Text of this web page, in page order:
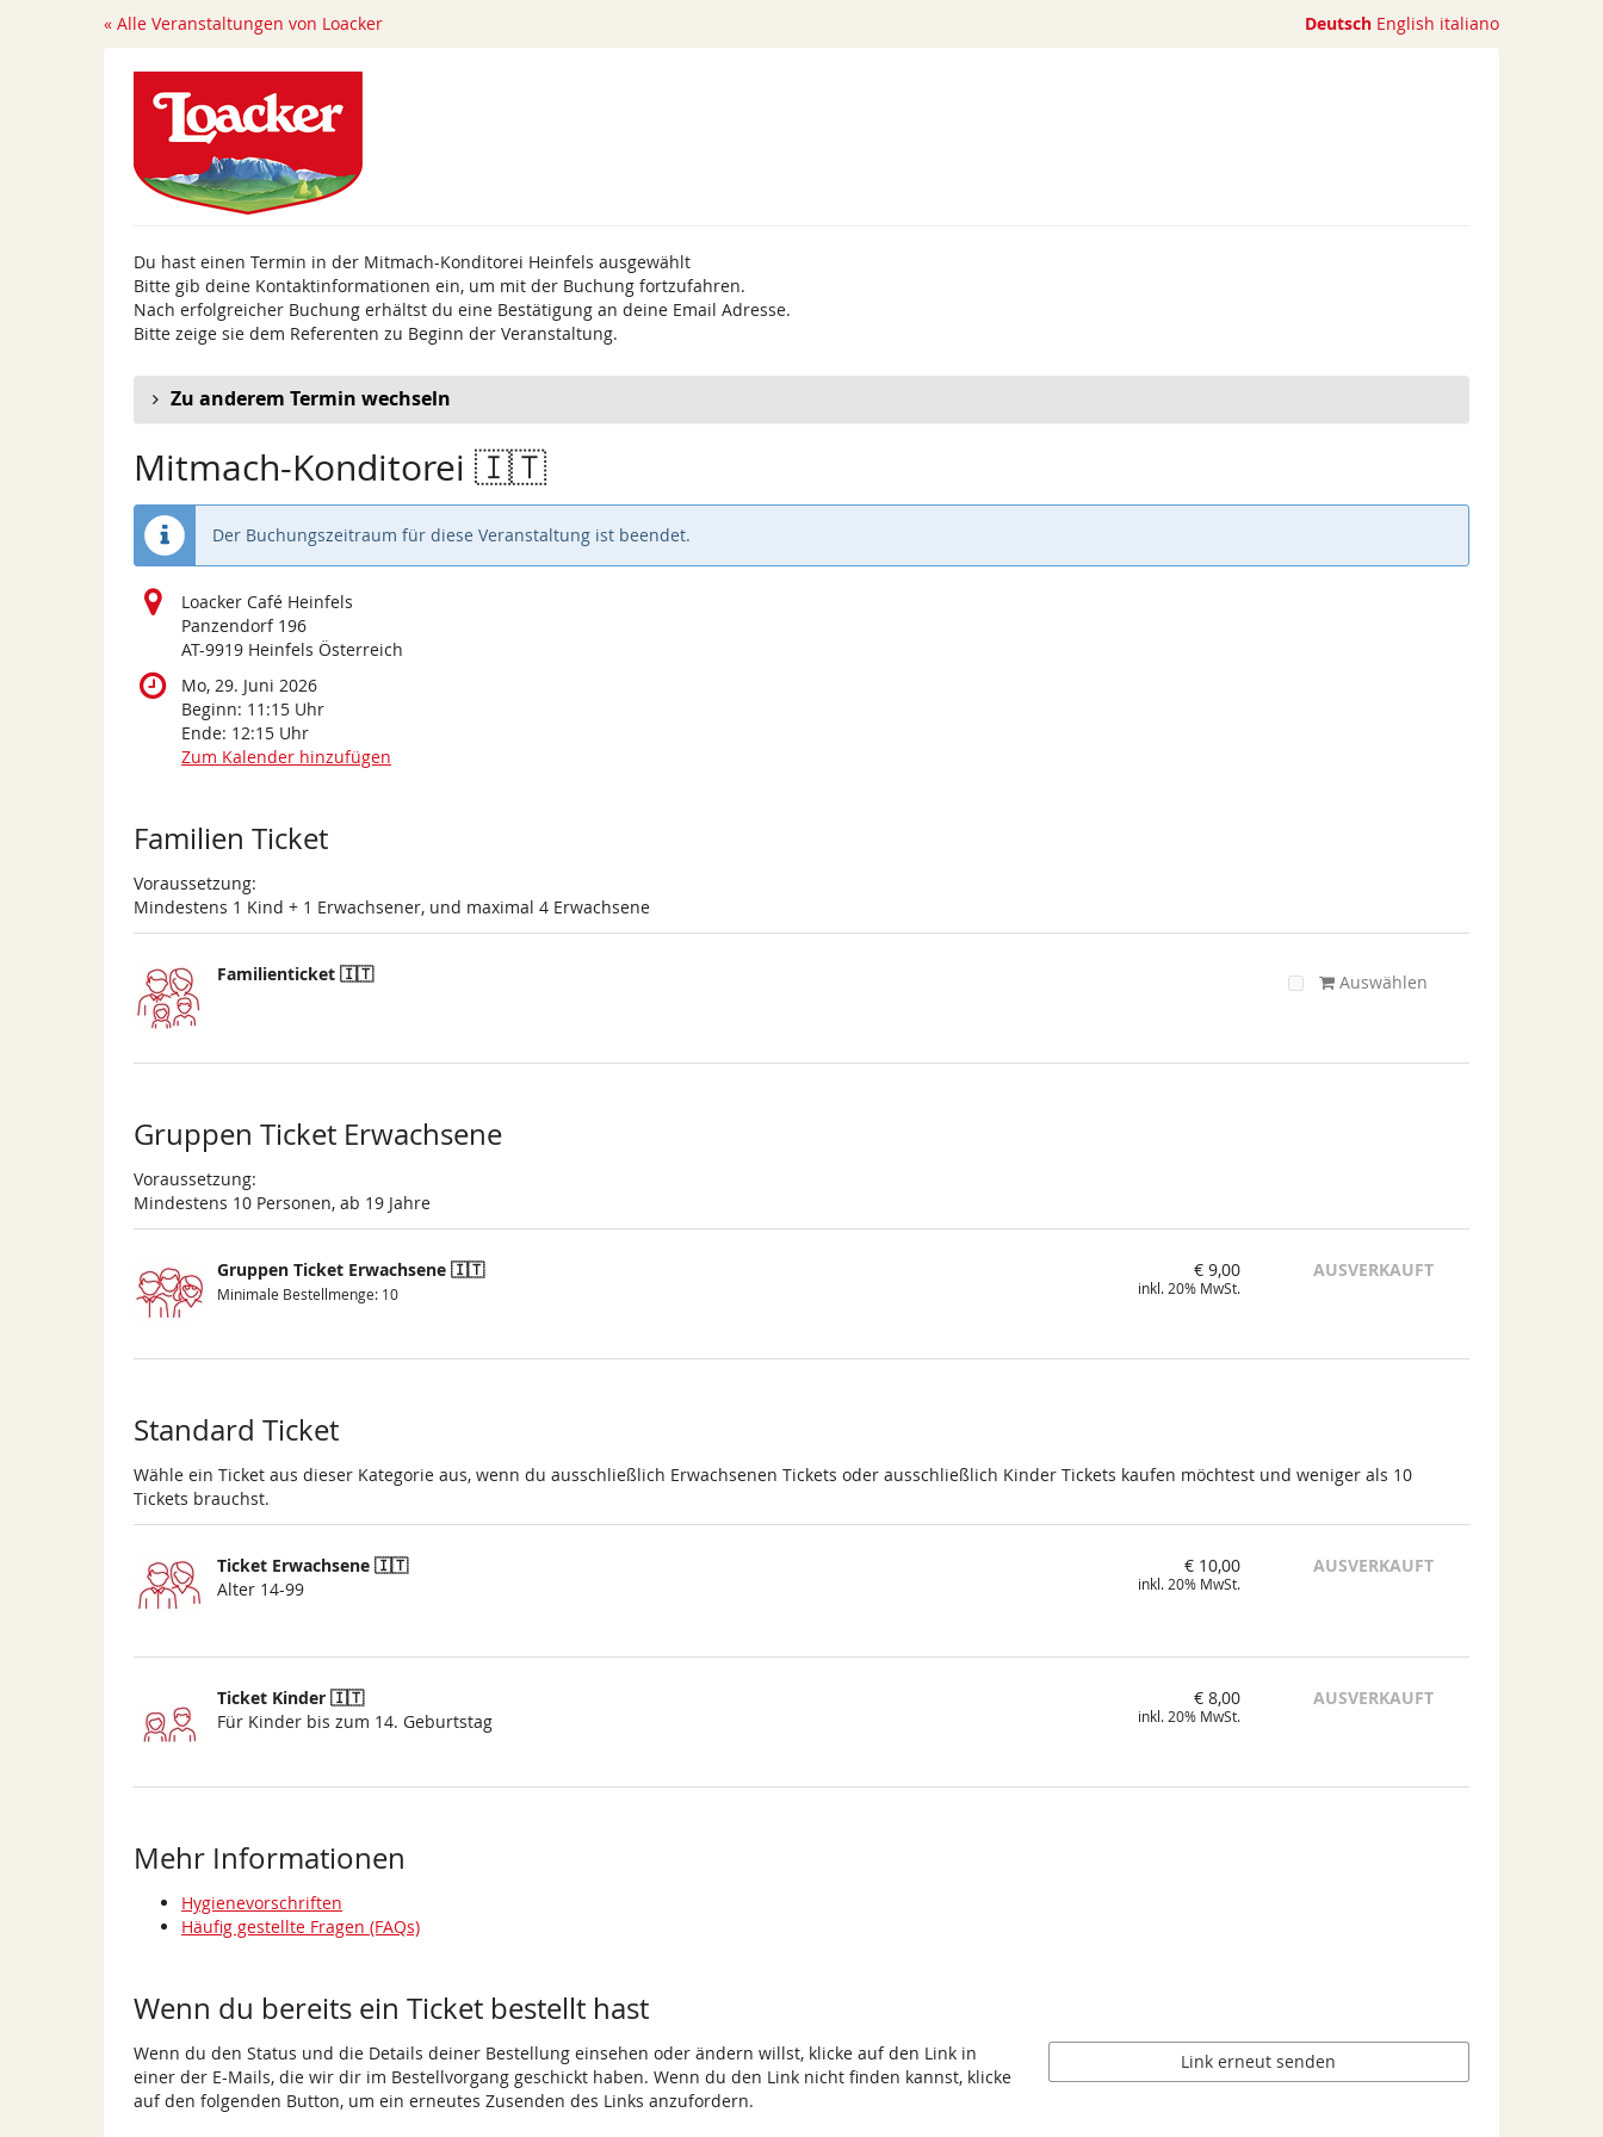
Deutsch English italiano
« Alle Veranstaltungen von Loacker
Du hast einen Termin in der Mitmach-Konditorei Heinfels ausgewählt
Bitte gib deine Kontaktinformationen ein, um mit der Buchung fortzufahren.
Nach erfolgreicher Buchung erhältst du eine Bestätigung an deine Email Adresse.
Bitte zeige sie dem Referenten zu Beginn der Veranstaltung.
Zu anderem Termin wechseln
Mitmach-Konditorei 🇮🇹
Der Buchungszeitraum für diese Veranstaltung ist beendet.
Loacker Café Heinfels
Panzendorf 196
AT-9919 Heinfels Österreich
Mo, 29. Juni 2026
Beginn: 11:15 Uhr
Ende: 12:15 Uhr
Zum Kalender hinzufügen
Produkte
Familien Ticket
Voraussetzung:
Mindestens 1 Kind + 1 Erwachsener, und maximal 4 Erwachsene
Familienticket 🇮🇹 Auswählen
Gruppen Ticket Erwachsene
Voraussetzung:
Mindestens 10 Personen, ab 19 Jahre
Gruppen Ticket Erwachsene 🇮🇹
Minimale Bestellmenge: 10
€ 9,00
inkl. 20% MwSt.
AUSVERKAUFT
Standard Ticket
Wähle ein Ticket aus dieser Kategorie aus, wenn du ausschließlich Erwachsenen Tickets oder ausschließlich Kinder Tickets kaufen möchtest und weniger als 10
Tickets brauchst.
Ticket Erwachsene 🇮🇹
Alter 14-99
€ 10,00
inkl. 20% MwSt.
AUSVERKAUFT
Ticket Kinder 🇮🇹
Für Kinder bis zum 14. Geburtstag
€ 8,00
inkl. 20% MwSt.
AUSVERKAUFT
Mehr Informationen
Hygienevorschriften
Häufig gestellte Fragen (FAQs)
Wenn du bereits ein Ticket bestellt hast
Wenn du den Status und die Details deiner Bestellung einsehen oder ändern willst, klicke auf den Link in
einer der E-Mails, die wir dir im Bestellvorgang geschickt haben. Wenn du den Link nicht finden kannst, klicke
auf den folgenden Button, um ein erneutes Zusenden des Links anzufordern.
Link erneut senden